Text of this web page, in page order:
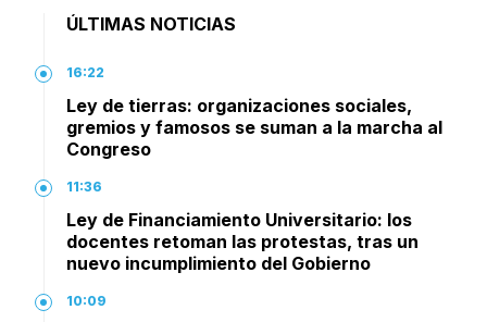
ÚLTIMAS NOTICIAS
16:22
Ley de tierras: organizaciones sociales,
gremios y famosos se suman a la marcha al
Congreso
11:36
Ley de Financiamiento Universitario: los
docentes retoman las protestas, tras un
nuevo incumplimiento del Gobierno
10:09